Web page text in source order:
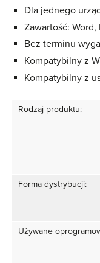
Dla jednego
Zawartość:
Bez terminu
Kompatybilny z
Kompatybilny z
Rodzaj produktu:
Forma dystrybucji:
Używane